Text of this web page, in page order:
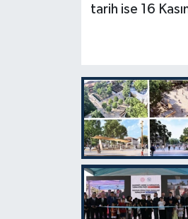
tarih ise 16